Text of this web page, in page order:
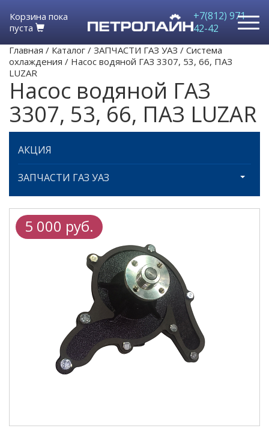
Корзина пока
пуста
+7(812) 971-
42-42
Главная / Каталог / ЗАПЧАСТИ ГАЗ УАЗ / Система
охлаждения / Насос водяной ГАЗ 3307, 53, 66, ПАЗ
LUZAR
Насос водяной ГАЗ
3307, 53, 66, ПАЗ LUZAR
АКЦИЯ
ЗАПЧАСТИ ГАЗ УАЗ
5 000 руб.